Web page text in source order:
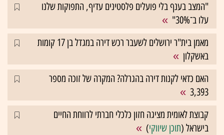
"המצב בענף בלי פועלים פלסטינים עדיף, התפוקות שלנו
עלו ב־30%"
מאמן בית"ר ירושלים לשעבר רכש דירה במגדל בן 17 קומות
באשקלון
האם כדאי לקנות דירה בהגרלה? המקרה של זוכה מספר
3,393
קבוצת לאומית מציגה חזון כלכלי חברתי לרווחת החיים
בישראל (תוכן שיווקי)